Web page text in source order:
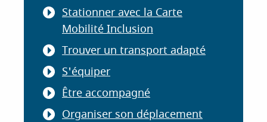
Stationner avec la Carte
Mobilité Inclusion
Trouver un transport adapté
S'équiper
Être accompagné
Organiser son déplacement